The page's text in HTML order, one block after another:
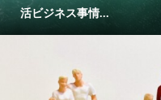
活ビジネス事情...